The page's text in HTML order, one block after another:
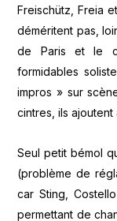
Freischütz, Freia
déméritent pas,
de Paris et le
formidables
impros » sur
cintres, ils ajoutent
Seul petit bémol
(problème de
car Sting,
permettant de